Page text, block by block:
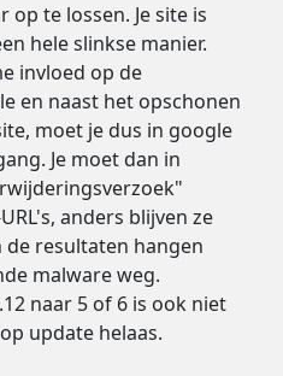
op te lossen. Je site is
hele slinkse manier.
invloed op de
en naast het opschonen
moet je dus in google
Je moet dan in
anders blijven ze
resultaten hangen
malware weg.
naar 5 of 6 is ook niet
update helaas.